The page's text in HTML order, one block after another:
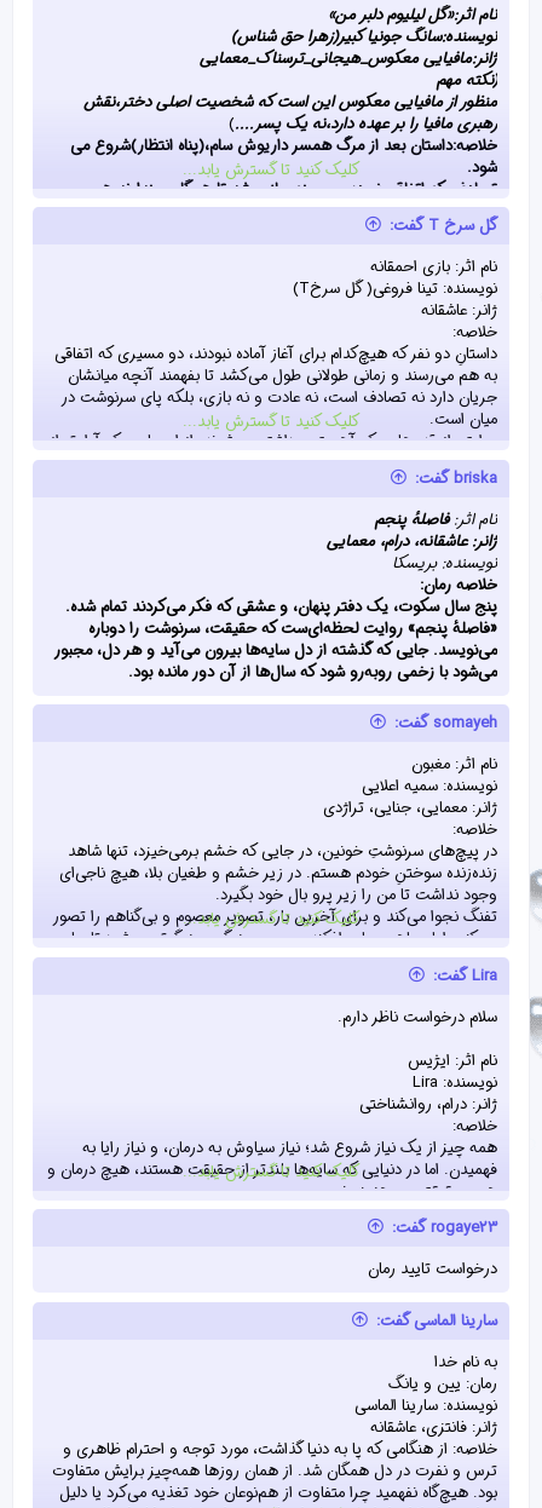
نام اثر:«گل لیلیوم دلبر من»
نویسنده:سانگ جونیا کبیر(زهرا حق شناس)
ژانر:مافیایی معکوس_هیجانی_ترسناک_معمایی
(نکته مهم
منظور از مافیایی معکوس این است که شخصیت اصلی دختر،نقش
رهبری مافیا را بر عهده دارد،نه یک پسر....)
خلاصه:داستان بعد از مرگ همسر داریوش سام،(پناه انتظار)شروع می
شود.
تصادفی که اتفاقی نبوده و صحنه سازی شد تا همگان بپندارند همسر و
دختر داریوش در اثر تصادف فوت کرده اند.
اما در واقع دختر داریوش و تنها وارث تاج و تخت مافیا،ربوده شده است
دشمنانی که خواهان نابودی امپراتوری این خاندان مافیایی هستند و در
طمع برای برای به دست آوردن تنها وارث آینده ی این خاندان!!!
کلیک کنید تا گسترش یابد...
گل سرخ T گفت:
نام اثر: بازی احمقانه
نویسنده: تینا فروغی( گل سرخT)
ژانر: عاشقانه
خلاصه:
داستانِ دو نفر که هیچ‌کدام برای آغاز آماده نبودند، دو مسیری که اتفاقی
به هم می‌رسند و زمانی طولانی طول می‌کشد تا بفهمند آنچه میانشان
جریان دارد نه تصادف است، نه عادت و نه بازی، بلکه پای سرنوشت در
میان است.
روایتی از قدم‌هایی که آهسته برداشته می‌شوند؛ از احساسی که آرام‌تر از
نسیم می‌رسد اما محکم‌تر از هر طوفانی، ریشه در دل می‌زند.
این رمان درباره‌ی عشق نیست؛ درباره‌ی لحظه‌ی قبل از اعتراف است
لحظه‌ی لرزانی که آدم نمی‌داند بماند یا عقب برود نمی‌داند نزدیک‌تر شود
یا عقب‌تر.
درباره‌ی آرام‌ترین ترس‌ها، گرم‌ترین فاصله‌ها و نبض‌هایی که بی‌صدا، اما
یک‌صدا به هم می‌رسند.
کلیک کنید تا گسترش یابد...
briska گفت:
نام اثر:فاصلهٔ پنجم
ژانر: عاشقانه، درام، معمایی
نویسنده: بریسکا
خلاصه رمان:
پنج سال سکوت، یک دفتر پنهان، و عشقی که فکر می‌کردند تمام شده.
«فاصلهٔ پنجم» روایت لحظه‌ای‌ست که حقیقت، سرنوشت را دوباره
می‌نویسد. جایی که گذشته از دل سایه‌ها بیرون می‌آید و هر دل، مجبور
می‌شود با زخمی روبه‌رو شود که سال‌ها از آن دور مانده بود.
somayeh گفت:
نام اثر: مغبون
نویسنده: سمیه اعلایی
ژانر: معمایی، جنایی، تراژدی
خلاصه‌:
در پیچ‌های سرنوشتِ خونین، در جایی که خشم برمی‌خیزد، تنها شاهد
زنده‌زنده سوختنِ خودم هستم. در زیر خشم و طغیان بلا، هیچ ناجی‌ای
وجود نداشت تا من را زیر پرو بال خود بگیرد.
تفنگ نجوا می‌کند و برای آخرین بار، تصویر معصوم و بی‌گناهم را تصور
می‌کنم، اما سیاهیه سایه افکنده بر سرم، بزرگ و بزرگ‌تر‌ می‌شود تا جایی
که‌ دیگر اطرافم را نمی‌‌بینم.
صدای نجوا گونه‌ی مادرم در سرم آخرین همراه خاموشی قلب من بود!
کلیک کنید تا گسترش یابد...
Lira گفت:
سلام درخواست ناظر دارم.
نام اثر: ایژیس
نویسنده: Lira
ژانر: درام، روانشناختی
خلاصه:
همه چیز از یک نیاز شروع شد؛ نیاز سیاوش به درمان، و نیاز رایا به
فهمیدن. اما در دنیایی که سایه‌ها بلندتر از حقیقت هستند، هیچ درمان و
هیچ حقیقتی، بی‌هزینه نیست.
میانِ آن‌ها، عشقی جوانه زده که بوی خون و راز می‌دهد؛ عشقی که اگر
ریشه‌هایش فاش شود، ویرانگر خواهد بود. و در گوشه‌ای تاریک،
چشمانِ “لویا” نظاره‌گر است؛ قدرتی که نه تنها از حقیقت آگاه است، بلکه
از هر آنچه آن‌ها به دنبالش هستند، ترسناک‌تر است.
بخشی از تاریکی است؟ و آیا عشق، می‌تواند از زنجیرهای سرنوشتی که از
پیش نوشته شده‌اند، رها شود؟
کلیک کنید تا گسترش یابد...
rogaye23 گفت:
درخواست تایید رمان
سارینا الماسی گفت:
به نام خدا
رمان: یین و یانگ
نویسنده: سارینا الماسی
ژانر: فانتزی، عاشقانه
خلاصه: از هنگامی که پا به دنیا گذاشت، مورد توجه و احترام ظاهری و
ترس و نفرت در دل همگان شد. از همان روزها همه‌چیز برایش متفاوت
بود. هیچ‌گاه نفهمید چرا متفاوت از هم‌نوعان خود تغذیه می‌کرد یا دلیل